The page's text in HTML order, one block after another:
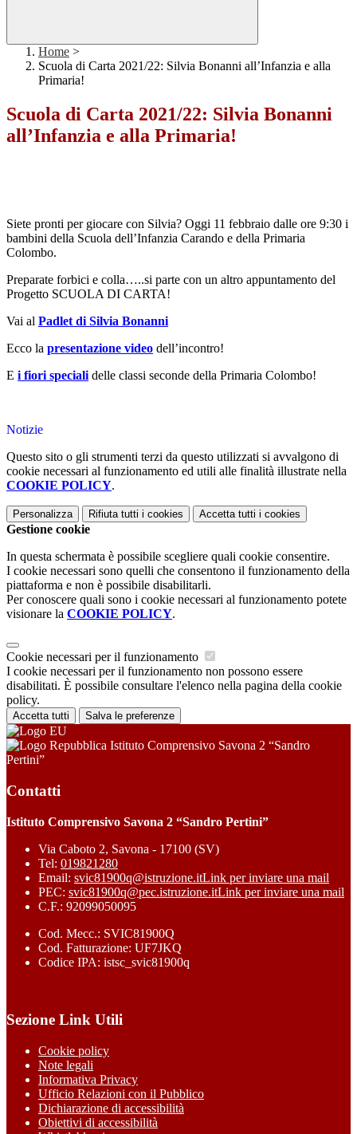
Home >
Scuola di Carta 2021/22: Silvia Bonanni all’Infanzia e alla
Primaria!
Scuola di Carta 2021/22: Silvia Bonanni
all’Infanzia e alla Primaria!
Siete pronti per giocare con Silvia? Oggi 11 febbraio dalle ore 9:30 i
bambini della Scuola dell’Infanzia Carando e della Primaria
Colombo.
Preparate forbici e colla…..si parte con un altro appuntamento del
Progetto SCUOLA DI CARTA!
Vai al Padlet di Silvia Bonanni
Ecco la presentazione video dell’incontro!
E i fiori speciali delle classi seconde della Primaria Colombo!
Notizie
Questo sito o gli strumenti terzi da questo utilizzati si avvalgono di
cookie necessari al funzionamento ed utili alle finalità illustrate nella
COOKIE POLICY.
Personalizza Rifiuta tutti i cookies Accetta tutti i cookies
Gestione cookie
In questa schermata è possibile scegliere quali cookie consentire.
I cookie necessari sono quelli che consentono il funzionamento della
piattaforma e non è possibile disabilitarli.
Per conoscere quali sono i cookie necessari al funzionamento potete
visionare la COOKIE POLICY.
Cookie necessari per il funzionamento
I cookie necessari per il funzionamento non possono essere
disabilitati. È possibile consultare l'elenco nella pagina della cookie
policy.
Accetta tutti Salva le preferenze
Istituto Comprensivo Savona 2 “Sandro
Pertini”
Contatti
Istituto Comprensivo Savona 2 “Sandro Pertini”
Via Caboto 2, Savona - 17100 (SV)
Tel: 019821280
Email: svic81900q@istruzione.itLink per inviare una mail
PEC: svic81900q@pec.istruzione.itLink per inviare una mail
C.F.: 92099050095
Cod. Mecc.: SVIC81900Q
Cod. Fatturazione: UF7JKQ
Codice IPA: istsc_svic81900q
Sezione Link Utili
Cookie policy
Note legali
Informativa Privacy
Ufficio Relazioni con il Pubblico
Dichiarazione di accessibilità
Obiettivi di accessibilità